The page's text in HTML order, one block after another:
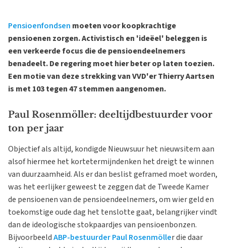
Pensioenfondsen moeten voor koopkrachtige
pensioenen zorgen. Activistisch en 'ideëel' beleggen is
een verkeerde focus die de pensioendeelnemers
benadeelt. De regering moet hier beter op laten toezien.
Een motie van deze strekking van VVD'er Thierry Aartsen
is met 103 tegen 47 stemmen aangenomen.
Paul Rosenmöller: deeltijdbestuurder voor
ton per jaar
Objectief als altijd, kondigde Nieuwsuur het nieuwsitem aan
alsof hiermee het kortetermijndenken het dreigt te winnen
van duurzaamheid. Als er dan beslist geframed moet worden,
was het eerlijker geweest te zeggen dat de Tweede Kamer
de pensioenen van de pensioendeelnemers, om wier geld en
toekomstige oude dag het tenslotte gaat, belangrijker vindt
dan de ideologische stokpaardjes van pensioenbonzen.
BijvoorbeeldABP-bestuurder Paul Rosenmöller die daar